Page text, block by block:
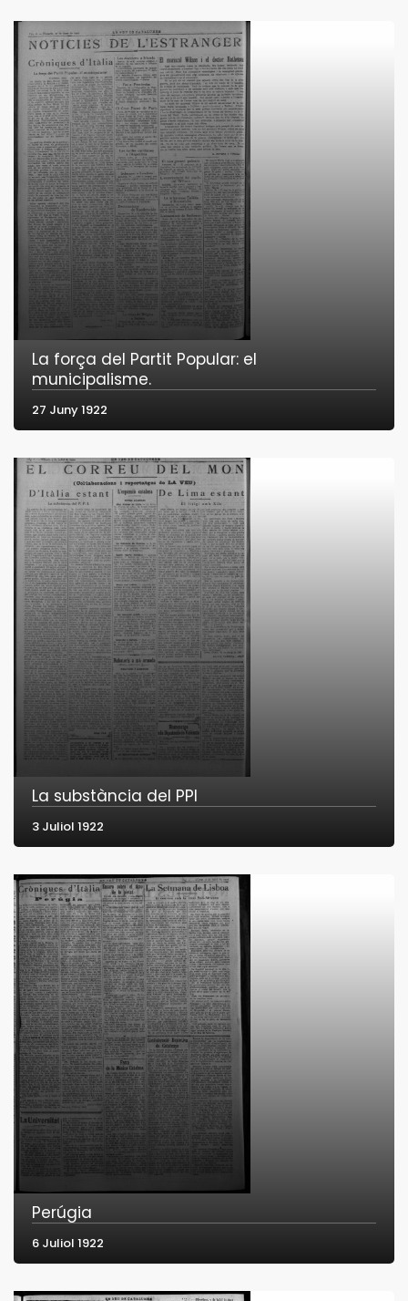
La força del Partit Popular: el
municipalisme.
27 Juny 1922
La substància del PPI
3 Juliol 1922
Perúgia
6 Juliol 1922